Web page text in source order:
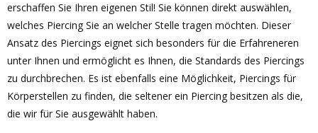
erschaffen Sie Ihren eigenen Stil! Sie können direkt auswählen,
welches Piercing Sie an welcher Stelle tragen möchten. Dieser
Ansatz des Piercings eignet sich besonders für die Erfahreneren
unter Ihnen und ermöglicht es Ihnen, die Standards des Piercings
zu durchbrechen. Es ist ebenfalls eine Möglichkeit, Piercings für
Körperstellen zu finden, die seltener ein Piercing besitzen als die,
die wir für Sie ausgewählt haben.